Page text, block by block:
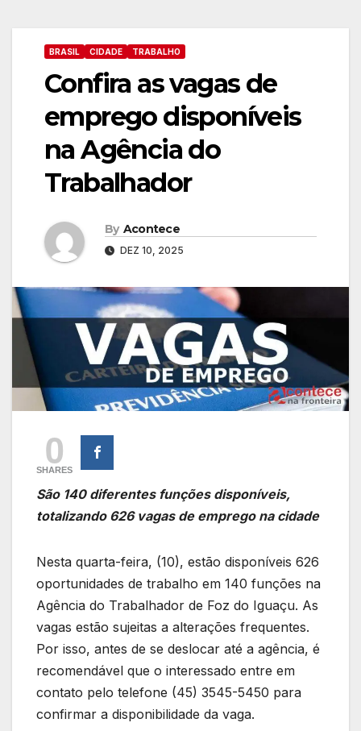
BRASIL CIDADE TRABALHO
Confira as vagas de
emprego disponíveis
na Agência do
Trabalhador
By Acontece
DEZ 10, 2025
0
SHARES
São 140 diferentes funções disponíveis,
totalizando 626 vagas de emprego na cidade
Nesta quarta-feira, (10), estão disponíveis 626
oportunidades de trabalho em 140 funções na
Agência do Trabalhador de Foz do Iguaçu. As
vagas estão sujeitas a alterações frequentes.
Por isso, antes de se deslocar até a agência, é
recomendável que o interessado entre em
contato pelo telefone (45) 3545-5450 para
confirmar a disponibilidade da vaga.